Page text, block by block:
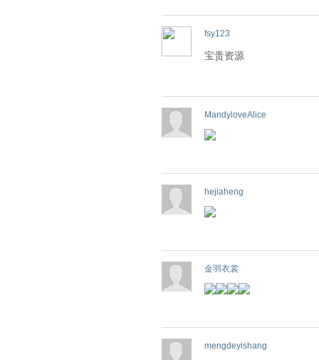
fsy123
宝贵资源
MandyloveAlice
hejiaheng
金羽衣裳
mengdeyishang